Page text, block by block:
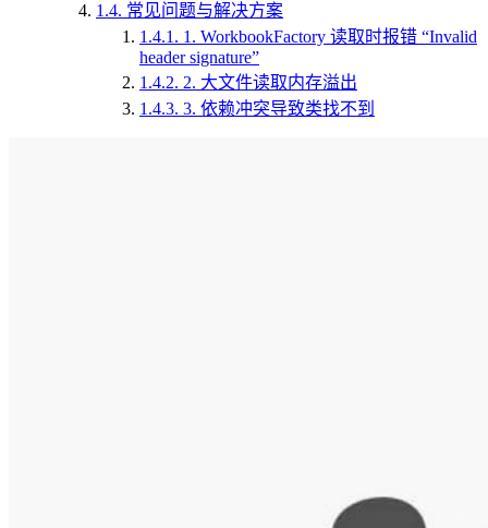
1.4. 常见问题与解决方案
1.4.1. 1. WorkbookFactory 读取时报错 “Invalid
header signature”
1.4.2. 2. 大文件读取内存溢出
1.4.3. 3. 依赖冲突导致类找不到